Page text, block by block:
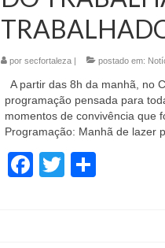
por secfortaleza| postado em:
A partir das 8h da manhã, no
programação pensada para
momentos de convivência que
Programação: Manhã de lazer
Facebook
Twitter